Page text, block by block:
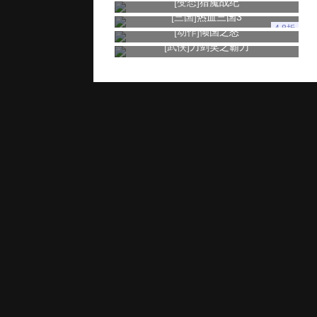
[三国]热血三国3
4.8折
[动作]倾国之怒
[武侠]刀剑笑之霸刀